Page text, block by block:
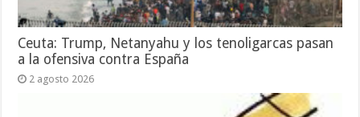
Ceuta: Trump, Netanyahu y los tenoligarcas pasan
a la ofensiva contra España
2 agosto 2026